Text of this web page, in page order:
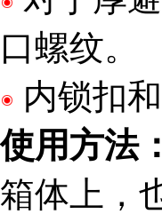
口螺纹。
内锁扣
使用方法：
箱体上，